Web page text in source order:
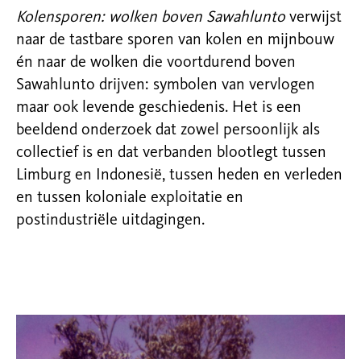
Kolensporen: wolken boven Sawahluntoverwijst
naar de tastbare sporen van kolen en mijnbouw
én naar de wolken die voortdurend boven
Sawahlunto drijven: symbolen van vervlogen
maar ook levende geschiedenis. Het is een
beeldend onderzoek dat zowel persoonlijk als
collectief is en dat verbanden blootlegt tussen
Limburg en Indonesië, tussen heden en verleden
en tussen koloniale exploitatie en
postindustriële uitdagingen.